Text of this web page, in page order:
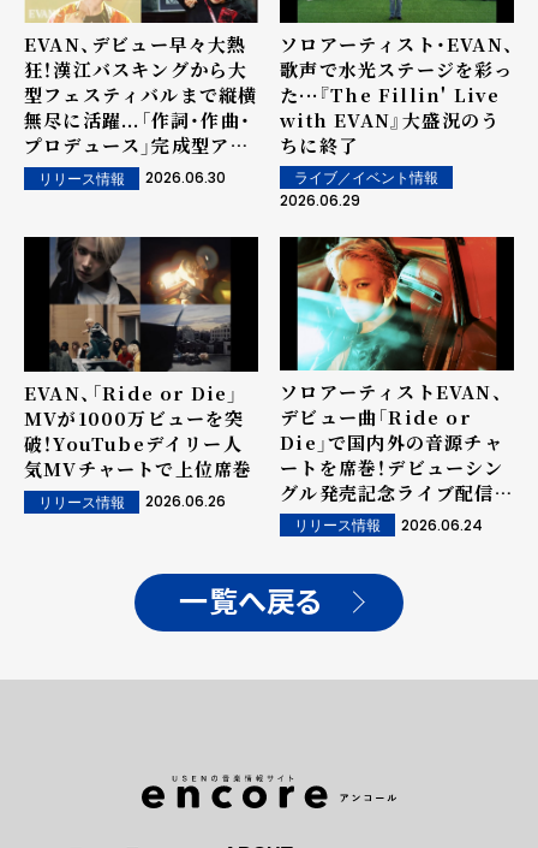
EVAN、デビュー早々大熱
狂！漢江バスキングから大
型フェスティバルまで縦横
無尽に活躍...「作詞・作曲・
プロデュース」完成型アー
ティストとしての実力を証
明
リリース情報 2026.06.30
ソロアーティスト・EVAN、
歌声で水光ステージを彩っ
た···『The Fillin' Live
with EVAN』大盛況のう
ちに終了
ライブ／イベント情報
2026.06.29
EVAN、「Ride or Die」
MVが1000万ビューを突
破！YouTubeデイリー人
気MVチャートで上位席巻
リリース情報 2026.06.26
ソロアーティストEVAN、
デビュー曲「Ride or
Die」で国内外の音源チャ
ートを席巻！デビューシン
グル発売記念ライブ配信で
199ヶ国・地域のファンが
熱狂...「W Korea」グラビ
アでも新たな魅力を披露
リリース情報 2026.06.24
一覧へ戻る